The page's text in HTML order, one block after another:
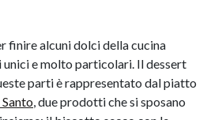
finire alcuni dolci della cucina
unici e molto particolari. Il dessert
parti è rappresentato dal piatto
, due prodotti che si sposano